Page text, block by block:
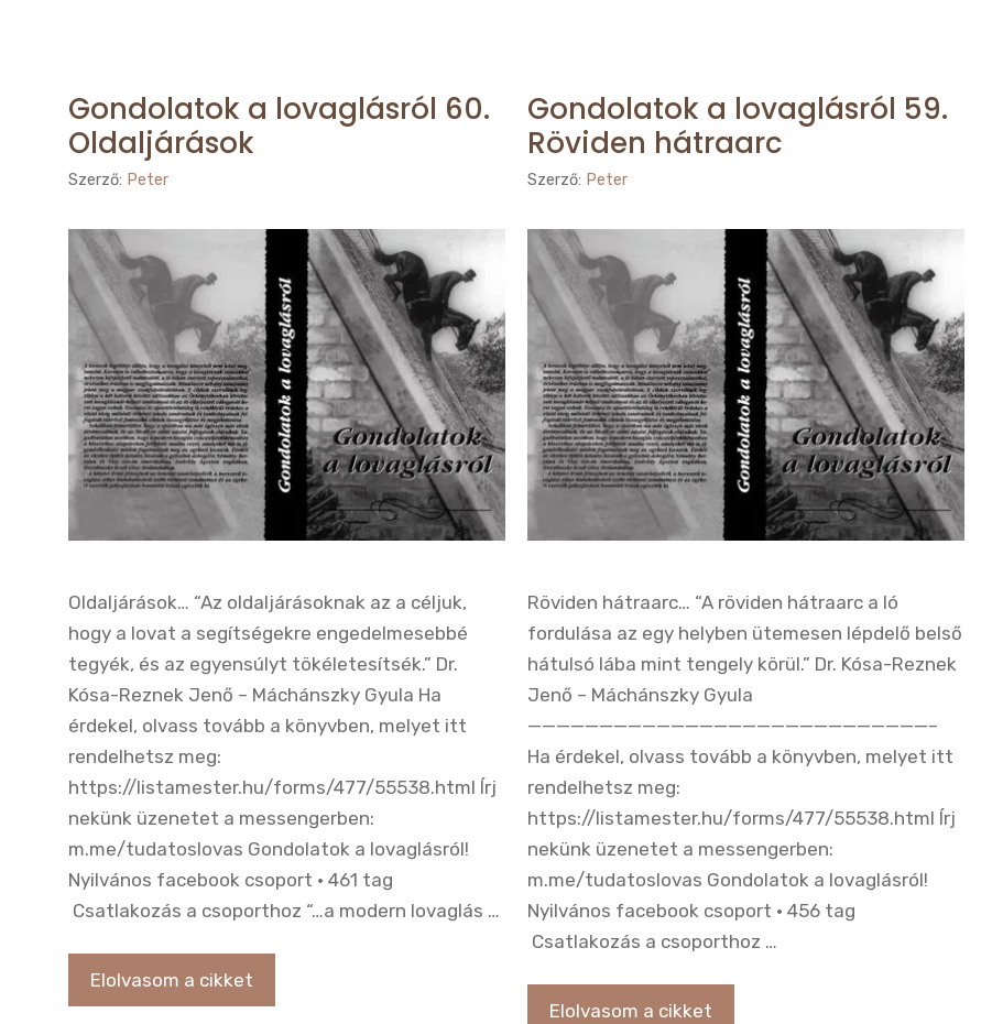
Gondolatok a lovaglásról 60.
Oldaljárások
Szerző: Peter
Oldaljárások… “Az oldaljárásoknak az a céljuk,
hogy a lovat a segítségekre engedelmesebbé
tegyék, és az egyensúlyt tökéletesítsék.” Dr.
Kósa-Reznek Jenő – Máchánszky Gyula Ha
érdekel, olvass tovább a könyvben, melyet itt
rendelhetsz meg:
https://listamester.hu/forms/477/55538.html Írj
nekünk üzenetet a messengerben:
m.me/tudatoslovas Gondolatok a lovaglásról!
Nyilvános facebook csoport · 461 tag
Csatlakozás a csoporthoz “…a modern lovaglás …
Elolvasom a cikket
Gondolatok a lovaglásról 59.
Röviden hátraarc
Szerző: Peter
Röviden hátraarc… “A röviden hátraarc a ló
fordulása az egy helyben ütemesen lépdelő belső
hátulsó lába mint tengely körül.” Dr. Kósa-Reznek
Jenő – Máchánszky Gyula
————————————————————————————–
Ha érdekel, olvass tovább a könyvben, melyet itt
rendelhetsz meg:
https://listamester.hu/forms/477/55538.html Írj
nekünk üzenetet a messengerben:
m.me/tudatoslovas Gondolatok a lovaglásról!
Nyilvános facebook csoport · 456 tag
Csatlakozás a csoporthoz …
Elolvasom a cikket